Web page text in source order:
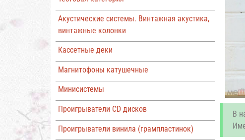
Акустические системы. Винтажная акустика,
винтажные колонки
Кассетные деки
Магнитофоны катушечные
Минисистемы
Проигрыватели CD дисков
Проигрыватели винила (грампластинок)
В